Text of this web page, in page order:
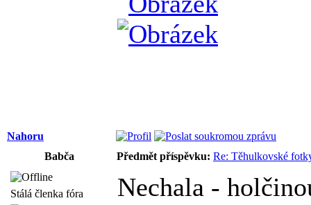
Nahoru
Babča
Předmět příspěvku: Re: Těhulkovské
Stálá členka fóra
Nechala -